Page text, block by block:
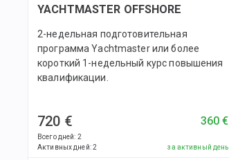
YACHTMASTER OFFSHORE
2-недельная подготовительная
программа Yachtmaster или более
короткий 1-недельный курс повышения
квалификации.
720 €
Всего дней: 2
Активных дней:2
360 €
за активный день